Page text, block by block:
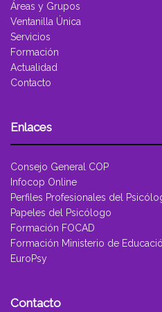
Áreas y Grupos
Ventanilla Única
Servicios
Formación
Actualidad
Contacto
Enlaces
Consejo General COP
Infocop Online
Perfiles Profesionales del
Papeles del Psicólogo
Formación FOCAD
Formación Ministerio de
EuroPsy
Contacto